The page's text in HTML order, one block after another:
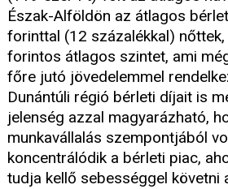
Észak-Alföldön az átlagos
forinttal (12 százalékkal)
forintos átlagos szintet, ami
főre jutó jövedelemmel
Dunántúli régió bérleti díjait is
jelenség azzal magyarázható,
munkavállalás szempontjából
koncentrálódik a bérleti piac,
tudja kellő sebességgel követni